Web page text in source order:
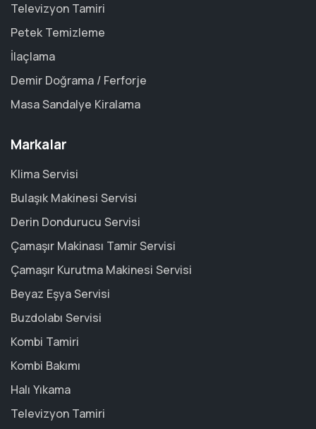
Televizyon Tamiri
Petek Temizleme
İlaçlama
Demir Doğrama / Ferforje
Masa Sandalye Kiralama
Markalar
Klima Servisi
Bulaşık Makinesi Servisi
Derin Dondurucu Servisi
Çamaşır Makinası Tamir Servisi
Çamaşır Kurutma Makinesi Servisi
Beyaz Eşya Servisi
Buzdolabı Servisi
Kombi Tamiri
Kombi Bakımı
Halı Yıkama
Televizyon Tamiri